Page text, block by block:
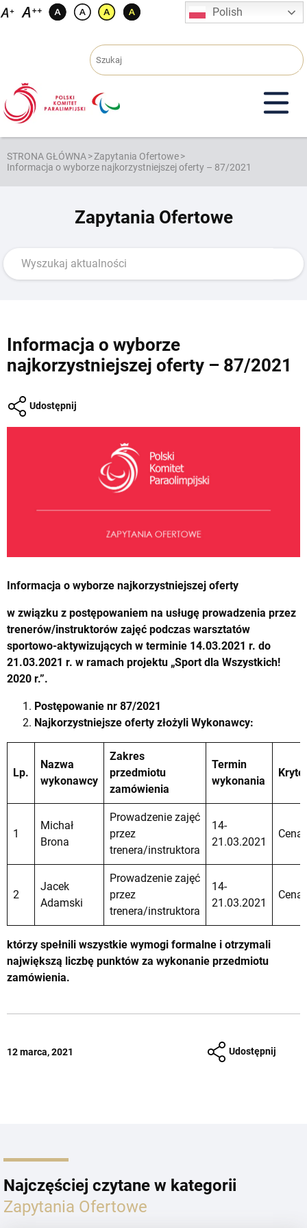
Przejdź
Polish
STRONA GŁÓWNA>Zapytania Ofertowe>
Informacja o wyborze najkorzystniejszej oferty – 87/2021
Zapytania Ofertowe
Informacja o wyborze
najkorzystniejszej oferty – 87/2021
Udostępnij
Informacja o wyborze najkorzystniejszej oferty
w związku z postępowaniem na usługę prowadzenia przez
trenerów/instruktorów zajęć podczas warsztatów
sportowo-aktywizujących w terminie 14.03.2021 r. do
21.03.2021 r. w ramach projektu „Sport dla Wszystkich!
2020 r.”.
Postępowanie nr 87/2021
Najkorzystniejsze oferty złożyli Wykonawcy:
Lp.
Nazwa
wykonawcy
Zakres
przedmiotu
zamówienia
Termin
wykonania
1
Michał
Brona
Prowadzenie zajęć
przez
trenera/instruktora
14-
21.03.2021
Cena
2
Jacek
Adamski
Prowadzenie zajęć
przez
trenera/instruktora
14-
21.03.2021
Cena
którzy spełnili wszystkie wymogi formalne i otrzymali
największą liczbę punktów za wykonanie przedmiotu
zamówienia.
12 marca, 2021 Udostępnij
Najczęściej czytane w kategorii
Zapytania Ofertowe